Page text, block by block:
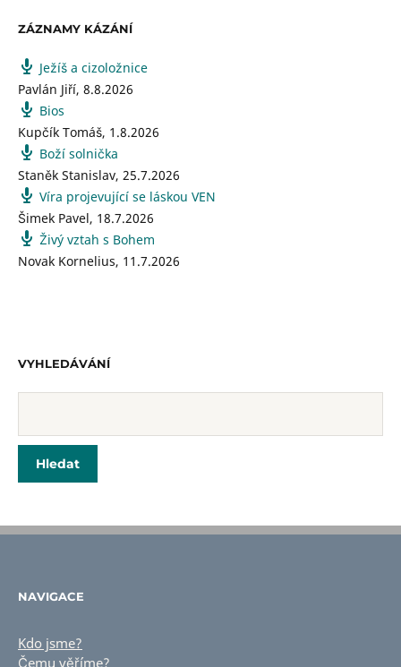
ZÁZNAMY KÁZÁNÍ
Ježíš a cizoložnice
Pavlán Jiří, 8.8.2026
Bios
Kupčík Tomáš, 1.8.2026
Boží solnička
Staněk Stanislav, 25.7.2026
Víra projevující se láskou VEN
Šimek Pavel, 18.7.2026
Živý vztah s Bohem
Novak Kornelius, 11.7.2026
VYHLEDÁVÁNÍ
NAVIGACE
Kdo jsme?
Čemu věříme?